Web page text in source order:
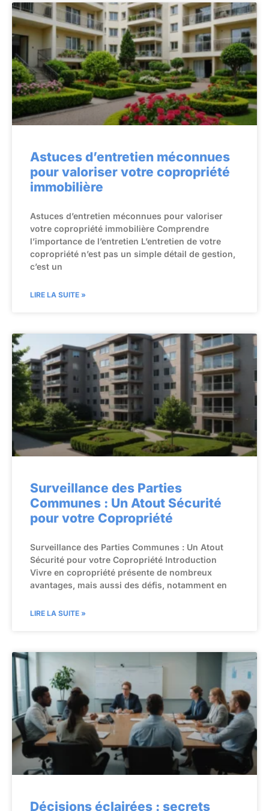
Astuces d’entretien méconnues
pour valoriser votre copropriété
immobilière
Astuces d’entretien méconnues pour valoriser
votre copropriété immobilière Comprendre
l’importance de l’entretien L’entretien de votre
copropriété n’est pas un simple détail de gestion,
c’est un
LIRE LA SUITE »
Surveillance des Parties
Communes : Un Atout Sécurité
pour votre Copropriété
Surveillance des Parties Communes : Un Atout
Sécurité pour votre Copropriété Introduction
Vivre en copropriété présente de nombreux
avantages, mais aussi des défis, notamment en
LIRE LA SUITE »
Décisions éclairées : secrets